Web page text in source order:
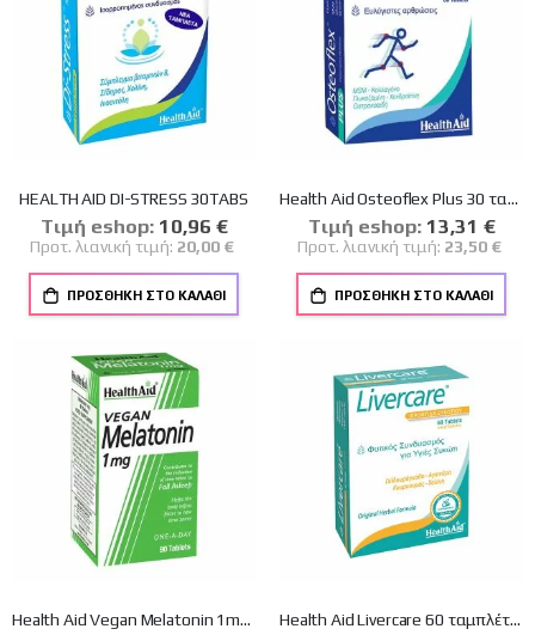
HEALTH AID DI-STRESS 30TABS
Tιμή eshop: Ειδική
Τιμή
10,96 €
Προτ. λιανική τιμή: 20,00 €
ΠΡΟΣΘΉΚΗ ΣΤΟ ΚΑΛΆΘΙ
Health Aid Osteoflex Plus 30 ταμπλέτες
Tιμή eshop: Ειδική
Τιμή
13,31 €
Προτ. λιανική τιμή: 23,50 €
ΠΡΟΣΘΉΚΗ ΣΤΟ ΚΑΛΆΘΙ
Health Aid Vegan Melatonin 1mg Συμπλήρωμα για τον Ύπνο 90 ταμπλέτες Health Aid Livercare 60 ταμπλέτες